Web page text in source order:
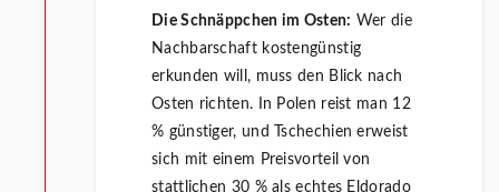
Die Schnäppchen im Osten: Wer die
Nachbarschaft kostengünstig
erkunden will, muss den Blick nach
Osten richten. In Polen reist man 12
% günstiger, und Tschechien erweist
sich mit einem Preisvorteil von
stattlichen 30 % als echtes Eldorado